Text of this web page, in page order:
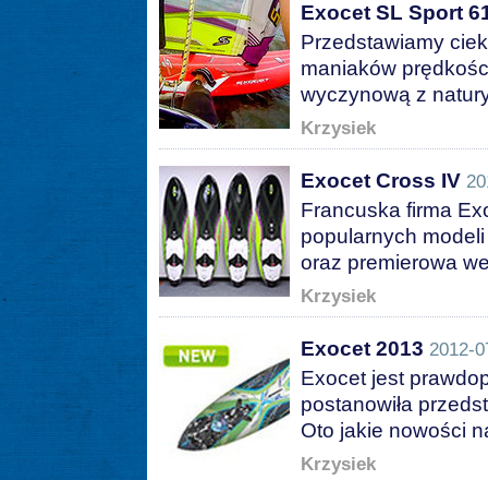
Exocet SL Sport
Przedstawiamy
maniaków
wyczynową z
Krzysiek
Exocet Cross IV
Francuska firma
popularnych modeli
oraz premierowa
Krzysiek
Exocet 2013 2012-
Exocet jest
postanowiła
Oto jakie nowości
Krzysiek